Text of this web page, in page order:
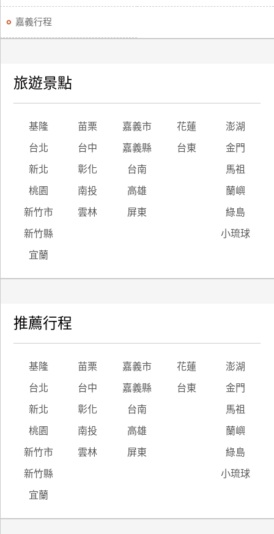
嘉義行程
旅遊景點
基隆 苗栗 嘉義市 花蓮 澎湖
台北 台中 嘉義縣 台東 金門
新北 彰化 台南 馬祖
桃園 南投 高雄 蘭嶼
新竹市 雲林 屏東 綠島
新竹縣 小琉球
宜蘭
推薦行程
基隆 苗栗 嘉義市 花蓮 澎湖
台北 台中 嘉義縣 台東 金門
新北 彰化 台南 馬祖
桃園 南投 高雄 蘭嶼
新竹市 雲林 屏東 綠島
新竹縣 小琉球
宜蘭